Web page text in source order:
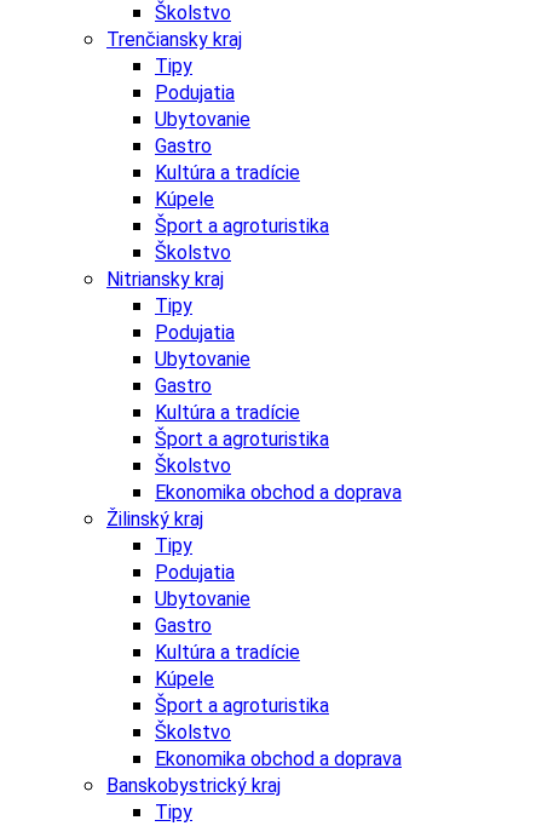
Školstvo
Trenčiansky kraj
Tipy
Podujatia
Ubytovanie
Gastro
Kultúra a tradície
Kúpele
Šport a agroturistika
Školstvo
Nitriansky kraj
Tipy
Podujatia
Ubytovanie
Gastro
Kultúra a tradície
Šport a agroturistika
Školstvo
Ekonomika obchod a doprava
Žilinský kraj
Tipy
Podujatia
Ubytovanie
Gastro
Kultúra a tradície
Kúpele
Šport a agroturistika
Školstvo
Ekonomika obchod a doprava
Banskobystrický kraj
Tipy